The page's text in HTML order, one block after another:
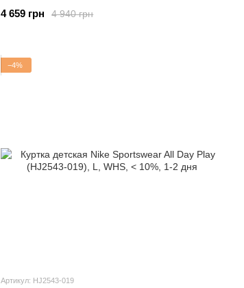
4 940 грн
4 659 грн
−4%
Артикул: HJ2543-019